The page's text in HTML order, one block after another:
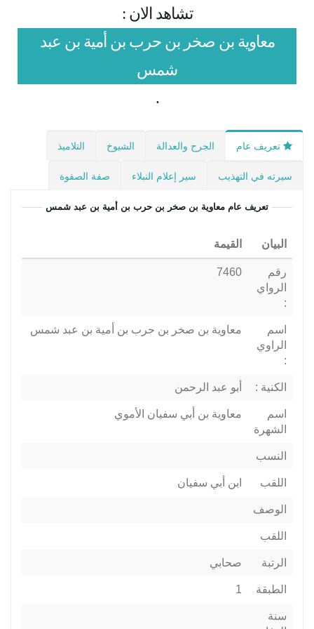
تشاهد الان :
معاوية بن صخر بن حرب بن أمية بن عبد
شمس
.
تعريف عام الجرح والعدالة الشيوخ التلاميذ
سيرته في التهذيب سير إعلام النبلاء صفة الصفوة
تعريف عام معاوية بن صخر بن حرب بن أمية بن عبد شمس
البيان القيمة
رقم
الرواي
:
7460
اسم
الراوي
:
معاوية بن صخر بن حرب بن أمية بن عبد شمس
الكنية : أبو عبد الرحمن
اسم
الشهرة
معاوية بن أبي سفيان الأموي
النسب
اللقب ابن أبي سفيان
الوصف
اللقب
الرتبة صحابي
الطبقة 1
سنة